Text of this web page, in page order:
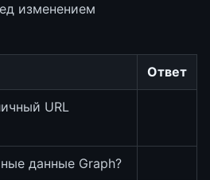
изменением
Ответ
URL
данные Graph?